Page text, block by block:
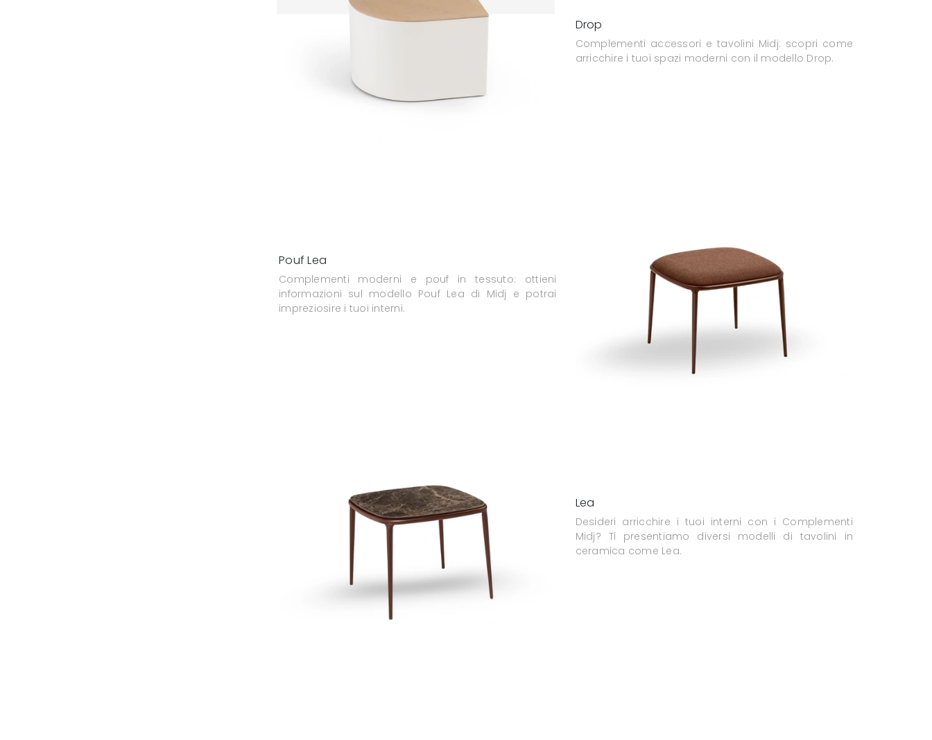
Drop
Complementi accessori e tavolini Midj: scopri come
arricchire i tuoi spazi moderni con il modello Drop.
Pouf Lea
Complementi moderni e pouf in tessuto: ottieni
informazioni sul modello Pouf Lea di Midj e potrai
impreziosire i tuoi interni.
Lea
Desideri arricchire i tuoi interni con i Complementi
Midj? Ti presentiamo diversi modelli di tavolini in
ceramica come Lea.